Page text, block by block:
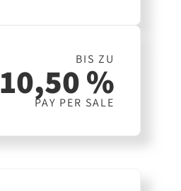
BIS ZU
10,50 %
PAY PER SALE